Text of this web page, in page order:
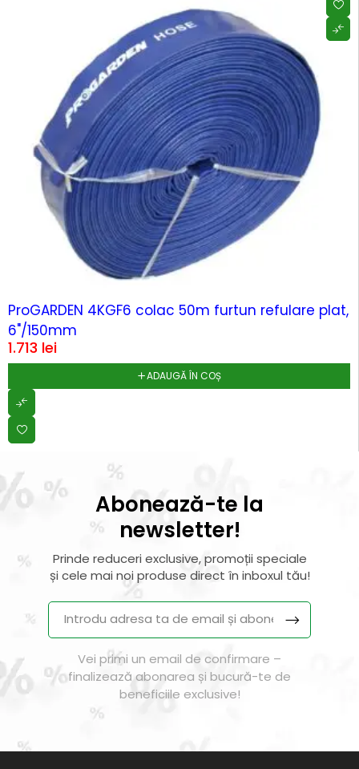
ProGARDEN 4KGF6 colac 50m furtun refulare plat,
6"/150mm
1.713 lei
ADAUGĂ ÎN COȘ
Abonează-te la
newsletter!
Prinde reduceri exclusive, promoții speciale
și cele mai noi produse direct în inboxul tău!
Vei primi un email de confirmare –
finalizează abonarea și bucură-te de
beneficiile exclusive!